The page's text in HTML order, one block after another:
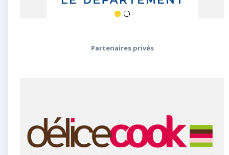
Partenaires privés